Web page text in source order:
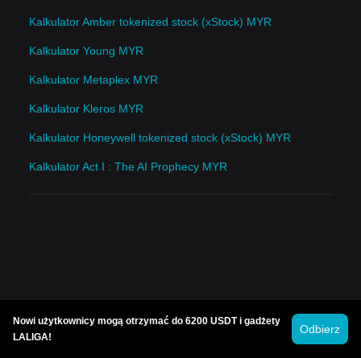
Kalkulator Amber tokenized stock (xStock) MYR
Kalkulator Young MYR
Kalkulator Metaplex MYR
Kalkulator Kleros MYR
Kalkulator Honeywell tokenized stock (xStock) MYR
Kalkulator Act I : The AI Prophecy MYR
Nowi użytkownicy mogą otrzymać do 6200 USDT i gadżety
LALIGA!
Odbierz